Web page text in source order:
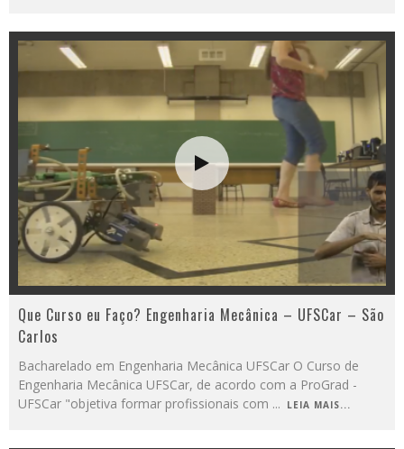
Que Curso eu Faço? Engenharia Mecânica – UFSCar – São
Carlos
Bacharelado em Engenharia Mecânica UFSCar O Curso de
Engenharia Mecânica UFSCar, de acordo com a ProGrad -
UFSCar "objetiva formar profissionais com ... LEIA MAIS...